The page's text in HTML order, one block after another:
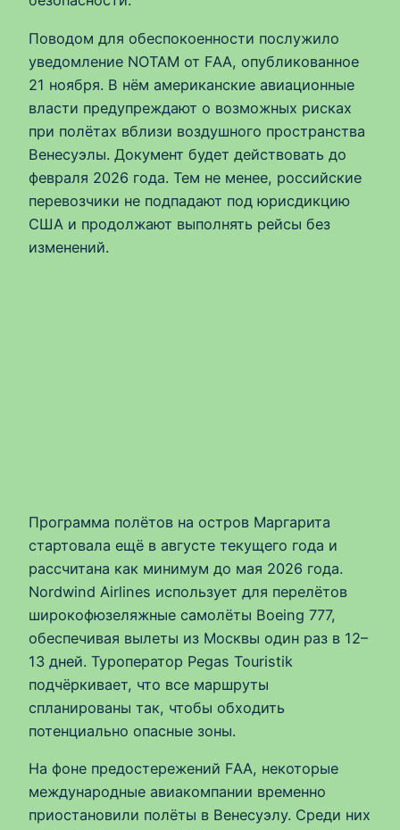
Поводом для обеспокоенности послужило
уведомление NOTAM от FAA, опубликованное
21 ноября. В нём американские авиационные
власти предупреждают о возможных рисках
при полётах вблизи воздушного пространства
Венесуэлы. Документ будет действовать до
февраля 2026 года. Тем не менее, российские
перевозчики не подпадают под юрисдикцию
США и продолжают выполнять рейсы без
изменений.
Программа полётов на остров Маргарита
стартовала ещё в августе текущего года и
рассчитана как минимум до мая 2026 года.
Nordwind Airlines использует для перелётов
широкофюзеляжные самолёты Boeing 777,
обеспечивая вылеты из Москвы один раз в 12–
13 дней. Туроператор Pegas Touristik
подчёркивает, что все маршруты
спланированы так, чтобы обходить
потенциально опасные зоны.
На фоне предостережений FAA, некоторые
международные авиакомпании временно
приостановили полёты в Венесуэлу. Среди них